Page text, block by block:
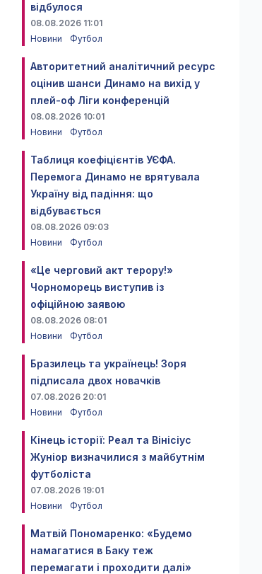
відбулося
08.08.2026 11:01
Новини
Футбол
Авторитетний аналітичний ресурс
оцінив шанси Динамо на вихід у
плей-оф Ліги конференцій
08.08.2026 10:01
Новини
Футбол
Таблиця коефіцієнтів УЄФА.
Перемога Динамо не врятувала
Україну від падіння: що
відбувається
08.08.2026 09:03
Новини
Футбол
«Це черговий акт терору!»
Чорноморець виступив із
офіційною заявою
08.08.2026 08:01
Новини
Футбол
Бразилець та українець! Зоря
підписала двох новачків
07.08.2026 20:01
Новини
Футбол
Кінець історії: Реал та Вінісіус
Жуніор визначилися з майбутнім
футболіста
07.08.2026 19:01
Новини
Футбол
Матвій Пономаренко: «Будемо
намагатися в Баку теж
перемагати і проходити далі»